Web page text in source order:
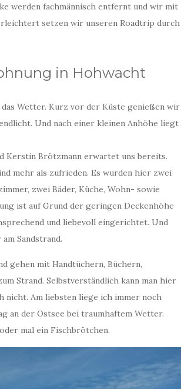
werden fachmännisch entfernt und wir mit
setzen wir unseren Roadtrip durch
in Hohwacht
Wetter. Kurz vor der Küste genießen wir
Und nach einer kleinen Anhöhe liegt
Kerstin Brötzmann erwartet uns bereits.
mehr als zufrieden. Es wurden hier zwei
zwei Bäder, Küche, Wohn- sowie
ist auf Grund der geringen Deckenhöhe
und liebevoll eingerichtet. Und
Sandstrand.
gehen mit Handtüchern, Büchern,
Strand. Selbstverständlich kann man hier
nicht. Am liebsten liege ich immer noch
an der Ostsee bei traumhaftem Wetter.
mal ein Fischbrötchen.